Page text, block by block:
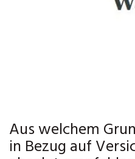
Aus welchem
in Bezug auf